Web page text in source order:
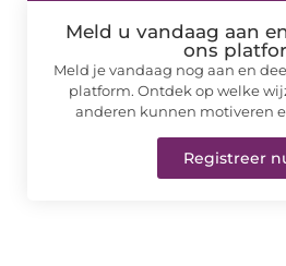
Meld u vandaag aan
ons
Meld je vandaag nog aan en
platform. Ontdek op welke
anderen kunnen motiveren
Registreer